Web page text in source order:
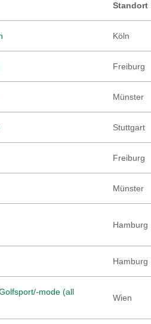
Standort
Köln
Freiburg
Münster
Stuttgart
Freiburg
Münster
Hamburg
Hamburg
mode (all
Wien